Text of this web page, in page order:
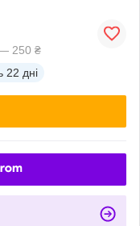
— 250 ₴
22 дні